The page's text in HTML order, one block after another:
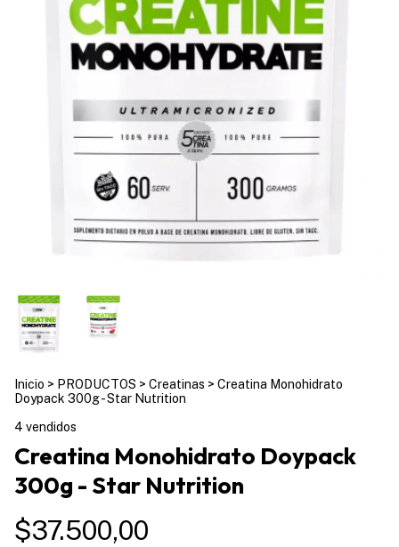
Inicio > PRODUCTOS > Creatinas > Creatina Monohidrato
Doypack 300g - Star Nutrition
4 vendidos
Creatina Monohidrato Doypack
300g - Star Nutrition
$37.500,00